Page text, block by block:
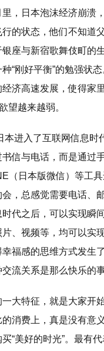
，日本泡沫经济崩溃
的状态，他们不知道
座与新宿歌舞伎町的
“刚好平衡”的勉强状
济高速发展，使得家
望越来越弱。
本进入了互联网信息时
信与电话，而是通过
（日本版微信）等工
，总感觉需要电话、
代之后，可以实现瞬
、视频等，均可以实
福感的思维方式发生
流关系是那么快乐的事
大特征，就是大家开
消费上，真是没有意
“美好的时光”。最有